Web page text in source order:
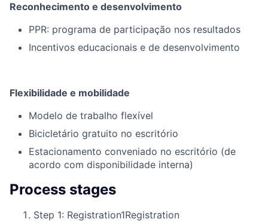
Reconhecimento e desenvolvimento
PPR: programa de participação nos resultados
Incentivos educacionais e de desenvolvimento
Flexibilidade e mobilidade
Modelo de trabalho flexível
Bicicletário gratuito no escritório
Estacionamento conveniado no escritório (de
acordo com disponibilidade interna)
Process stages
Step 1: Registration1Registration